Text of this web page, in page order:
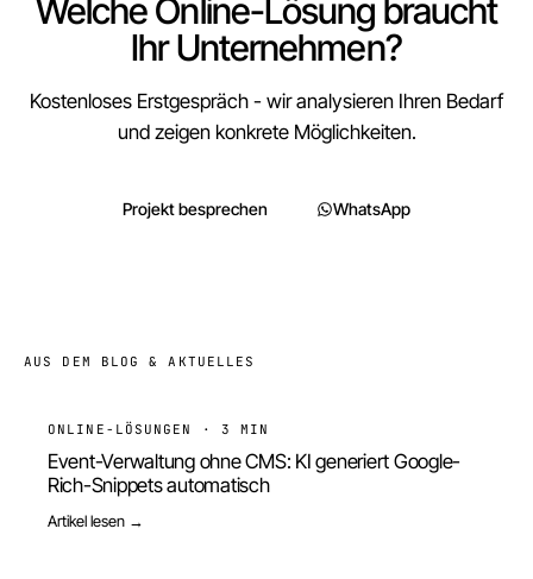
Welche Online-Lösung braucht
Ihr Unternehmen?
Kostenloses Erstgespräch - wir analysieren Ihren Bedarf
und zeigen konkrete Möglichkeiten.
Projekt besprechen WhatsApp
AUS DEM BLOG & AKTUELLES
ONLINE-LÖSUNGEN · 3 MIN
Event-Verwaltung ohne CMS: KI generiert Google-
Rich-Snippets automatisch
Artikel lesen →